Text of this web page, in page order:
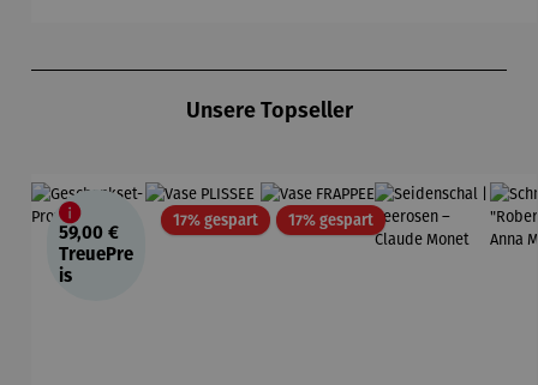
Unsere Topseller
59,00 €
TreuePre
is
17% gespartRabatt17% gespartRabatt